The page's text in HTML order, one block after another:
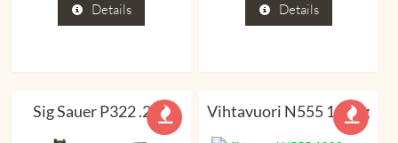
Details Details
Sig Sauer P322 .22lr Vihtavuori N555 1000g